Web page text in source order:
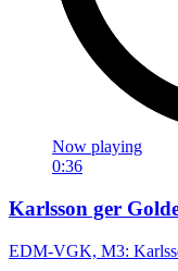
Now playing
0:36
Karlsson ger
EDM-VGK, M3: